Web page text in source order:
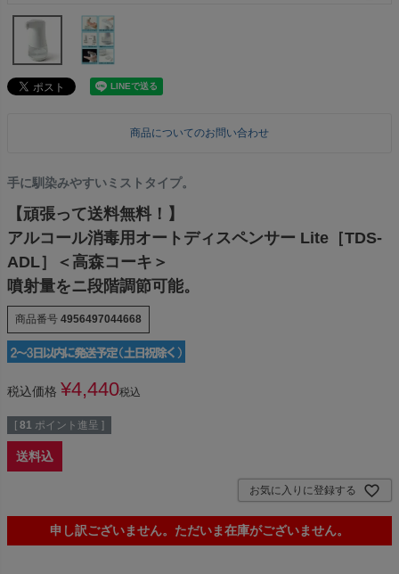
商品についてのお問い合わせ
手に馴染みやすいミストタイプ。
【頑張って送料無料！】
アルコール消毒用オートディスペンサー Lite［TDS-
ADL］＜高森コーキ＞
噴射量をニ段階調節可能。
商品番号 4956497044668
税込価格 ¥4,440税込
[ 81 ポイント進呈 ]
送料込
お気に入りに登録する
申し訳ございません。ただいま在庫がございません。